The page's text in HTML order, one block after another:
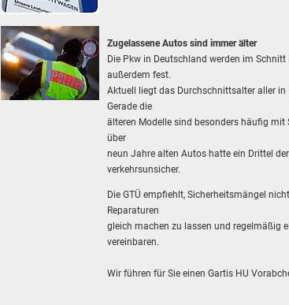
Zugelassene Autos sind immer älter
Die Pkw in Deutschland werden im
außerdem fest.
Aktuell liegt das Durchschnittsalter aller
Gerade die
älteren Modelle sind besonders häufig
über
neun Jahre alten Autos hatte ein Drittel
verkehrsunsicher.
Die GTÜ empfiehlt, Sicherheitsmängel
Reparaturen
gleich machen zu lassen und regelmäßig
vereinbaren.
Wir führen für Sie einen Gartis HU